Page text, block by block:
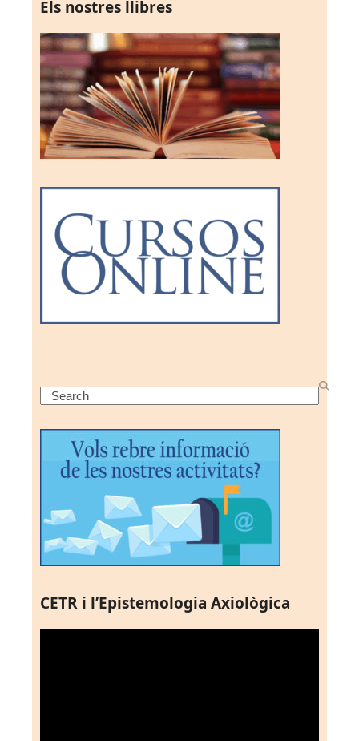
Els nostres llibres
Search
CETR i l’Epistemologia Axiològica